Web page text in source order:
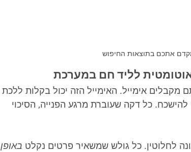
אתכם בתוצאות החיפוש
לליד חם במערכת
אימייל. האימייל הזה יכול בקלות ללכת
כל דקה שעוברת מרגע הפנייה, הסיכוי
לחלוטין. כל גולש שמשאיר פרטים נקלט באופן